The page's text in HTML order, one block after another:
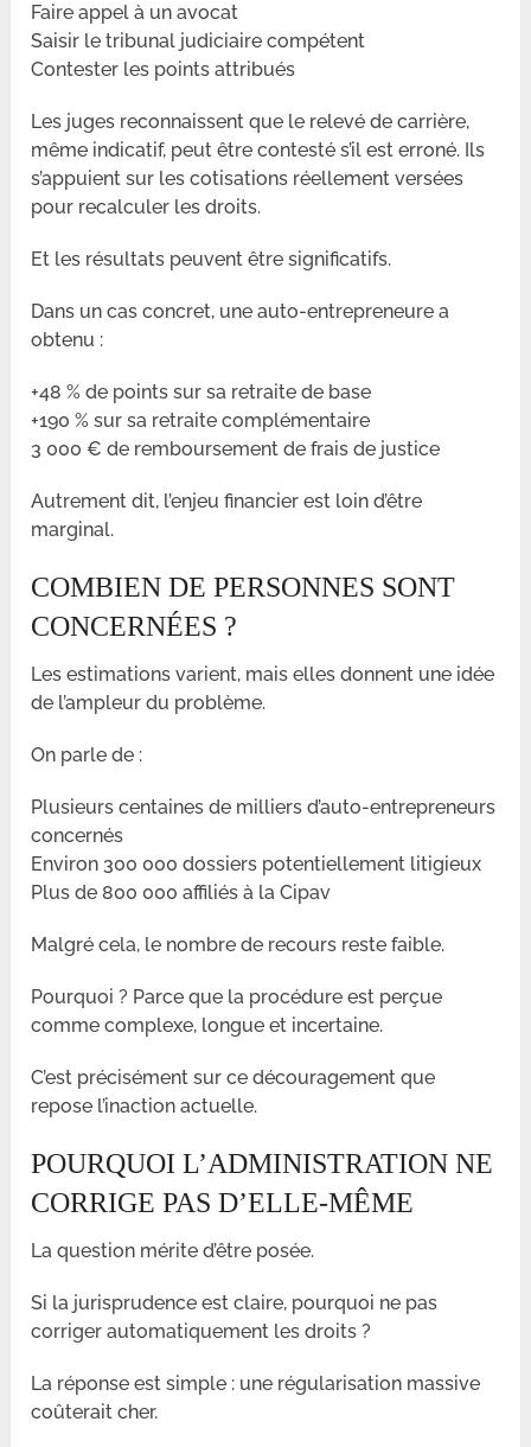
Faire appel à un avocat
Saisir le tribunal judiciaire compétent
Contester les points attribués
Les juges reconnaissent que le relevé de carrière,
même indicatif, peut être contesté s’il est erroné. Ils
s’appuient sur les cotisations réellement versées
pour recalculer les droits.
Et les résultats peuvent être significatifs.
Dans un cas concret, une auto-entrepreneure a
obtenu :
+48 % de points sur sa retraite de base
+190 % sur sa retraite complémentaire
3 000 € de remboursement de frais de justice
Autrement dit, l’enjeu financier est loin d’être
marginal.
COMBIEN DE PERSONNES SONT
CONCERNÉES ?
Les estimations varient, mais elles donnent une idée
de l’ampleur du problème.
On parle de :
Plusieurs centaines de milliers d’auto-entrepreneurs
concernés
Environ 300 000 dossiers potentiellement litigieux
Plus de 800 000 affiliés à la Cipav
Malgré cela, le nombre de recours reste faible.
Pourquoi ? Parce que la procédure est perçue
comme complexe, longue et incertaine.
C’est précisément sur ce découragement que
repose l’inaction actuelle.
POURQUOI L’ADMINISTRATION NE
CORRIGE PAS D’ELLE-MÊME
La question mérite d’être posée.
Si la jurisprudence est claire, pourquoi ne pas
corriger automatiquement les droits ?
La réponse est simple : une régularisation massive
coûterait cher.